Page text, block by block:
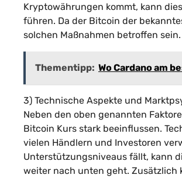
Kryptowährungen kommt, kann
führen. Da der Bitcoin der
solchen Maßnahmen betroffen sein.
Thementipp: Wo Cardano am
3) Technische Aspekte und
Neben den oben genannten
Bitcoin Kurs stark beeinflussen.
vielen Händlern und Investoren
Unterstützungsniveaus fällt, kann
weiter nach unten geht. Zusätzlich